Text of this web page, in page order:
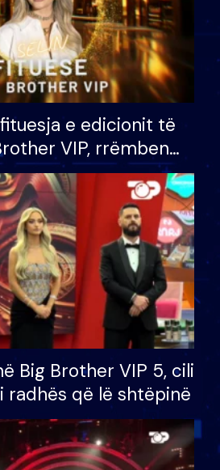
e edicionit të
VIP, rrëmben
prej 100 mijë eurosh
Big Brother VIP 5, cili
radhës që lë shtëpinë